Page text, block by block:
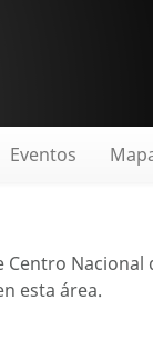
Eventos
esta área.